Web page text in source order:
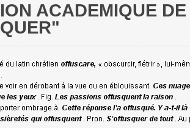
ACADEMIQUE DE